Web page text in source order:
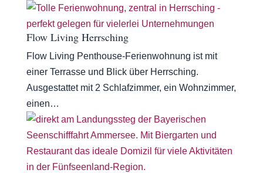
Flow Living Herrsching
Flow Living Penthouse-Ferienwohnung ist mit
einer Terrasse und Blick über Herrsching.
Ausgestattet mit 2 Schlafzimmer, ein Wohnzimmer,
einen…